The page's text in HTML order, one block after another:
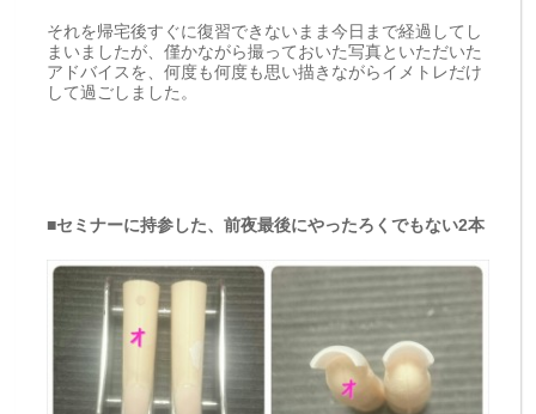
それを帰宅後すぐに復習できないまま今日まで経過してし
まいましたが、僅かながら撮っておいた写真といただいた
アドバイスを、何度も何度も思い描きながらイメトレだけ
して過ごしました。
■セミナーに持参した、前夜最後にやったろくでもない2本